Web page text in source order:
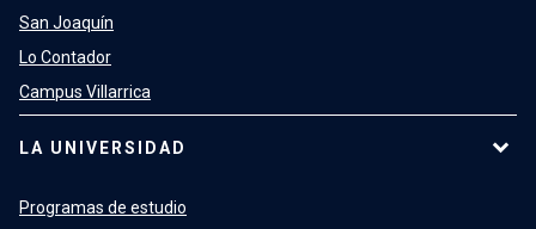
San Joaquín
Lo Contador
Campus Villarrica
LA UNIVERSIDAD
Programas de estudio